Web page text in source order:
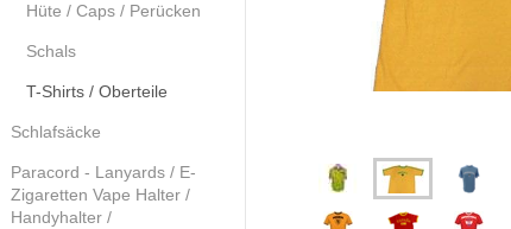
Hüte / Caps / Perücken
Schals
T-Shirts / Oberteile
Schlafsäcke
Paracord - Lanyards / E-
Zigaretten Vape Halter /
Handyhalter /